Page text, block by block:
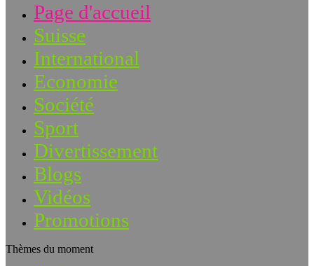
Page d'accueil
Suisse
International
Economie
Société
Sport
Divertissement
Blogs
Vidéos
Promotions
Thèmes du moment